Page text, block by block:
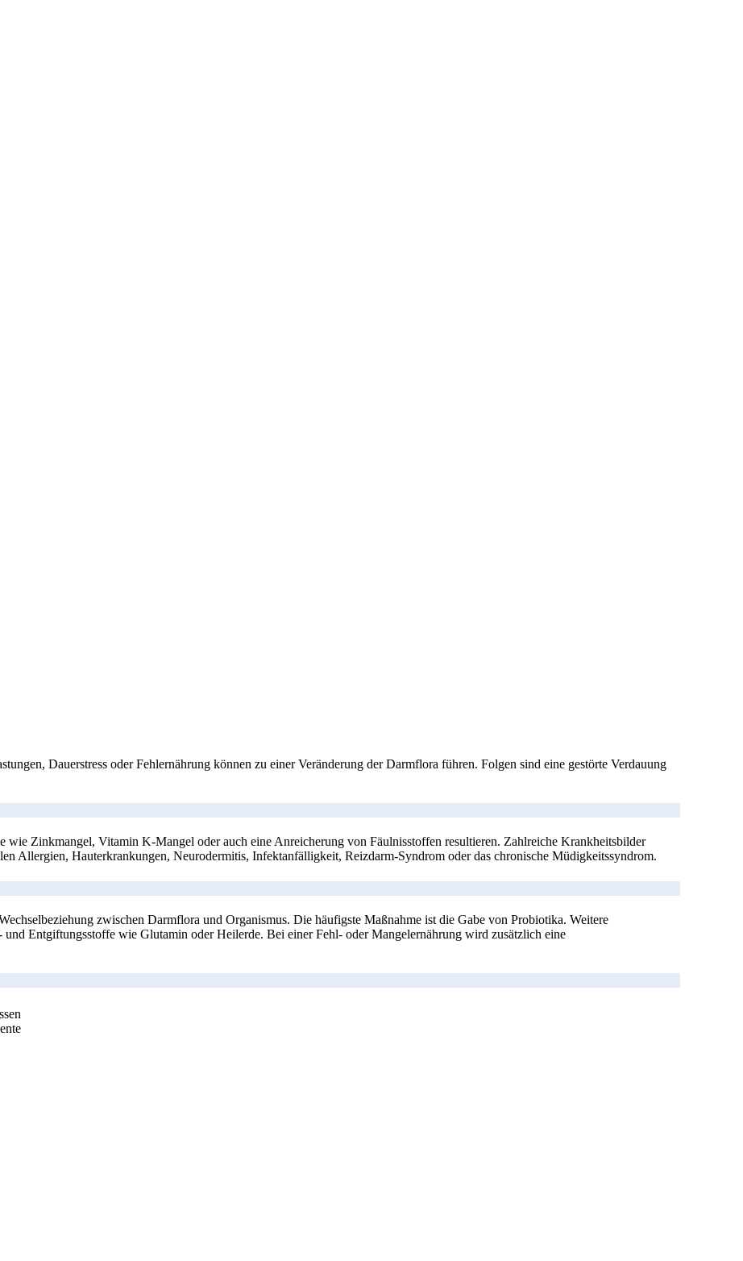
Dauerstress oder Fehlernährung können zu einer Veränderung der Darmflora führen. Folgen sind eine gestörte Verdauung
wie Zinkmangel, Vitamin K-Mangel oder auch eine Anreicherung von Fäulnisstoffen resultieren. Zahlreiche Krankheitsbilder
Allergien, Hauterkrankungen, Neurodermitis, Infektanfälligkeit, Reizdarm-Syndrom oder das chronische Müdigkeitssyndrom.
zwischen Darmflora und Organismus. Die häufigste Maßnahme ist die Gabe von Probiotika. Weitere
Entgiftungsstoffe wie Glutamin oder Heilerde. Bei einer Fehl- oder Mangelernährung wird zusätzlich eine